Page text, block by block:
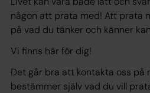
någon att prata med! Att prata
på vad du tänker och känner
Vi finns här för dig!
Det går bra att kontakta oss på
bestämmer själv vad du vill